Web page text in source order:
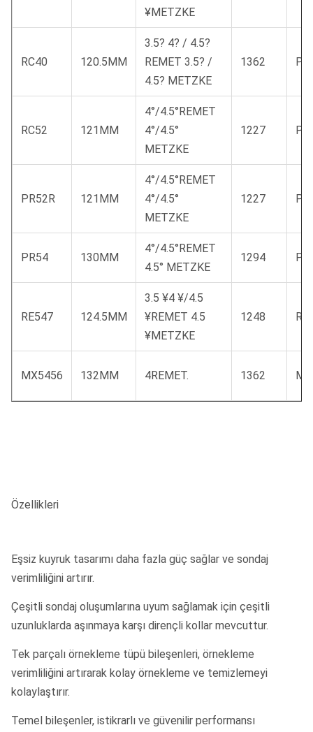
¥METZKE
RC40 120.5MM
3.5? 4? / 4.5?
REMET 3.5? /
4.5? METZKE
1362
RC52 121MM
4°/4.5°REMET
4°/4.5°
METZKE
1227
PR52R 121MM
4°/4.5°REMET
4°/4.5°
METZKE
1227
PR54 130MM
4°/4.5°REMET
4.5° METZKE
1294
RE547 124.5MM
3.5 ¥4 ¥/4.5
¥REMET 4.5
¥METZKE
1248
MX5456 132MM 4REMET. 1362
Özellikleri
Eşsiz kuyruk tasarımı daha fazla güç sağlar ve sondaj
verimliliğini artırır.
Çeşitli sondaj oluşumlarına uyum sağlamak için çeşitli
uzunluklarda aşınmaya karşı dirençli kollar mevcuttur.
Tek parçalı örnekleme tüpü bileşenleri, örnekleme
verimliliğini artırarak kolay örnekleme ve temizlemeyi
kolaylaştırır.
Temel bileşenler, istikrarlı ve güvenilir performansı